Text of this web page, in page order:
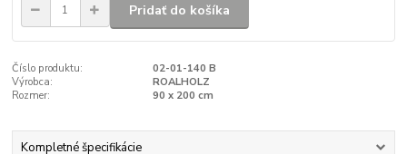
Pridať do košíka
Číslo produktu:
02-01-140 B
Výrobca:
ROALHOLZ
Rozmer:
90 x 200 cm
Kompletné špecifikácie